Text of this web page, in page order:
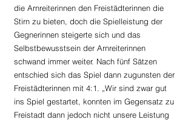
die Arnreiterinnen den Freistädterinnen die
Stirn zu bieten, doch die Spielleistung der
Gegnerinnen steigerte sich und das
Selbstbewusstsein der Arnreiterinnen
schwand immer weiter. Nach fünf Sätzen
entschied sich das Spiel dann zugunsten der
Freistädterinnen mit 4:1. „Wir sind zwar gut
ins Spiel gestartet, konnten im Gegensatz zu
Freistadt dann jedoch nicht unsere Leistung